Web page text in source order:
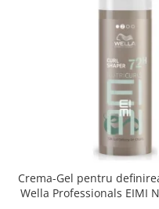
Crema-Gel pentru
Wella Professionals EIMI